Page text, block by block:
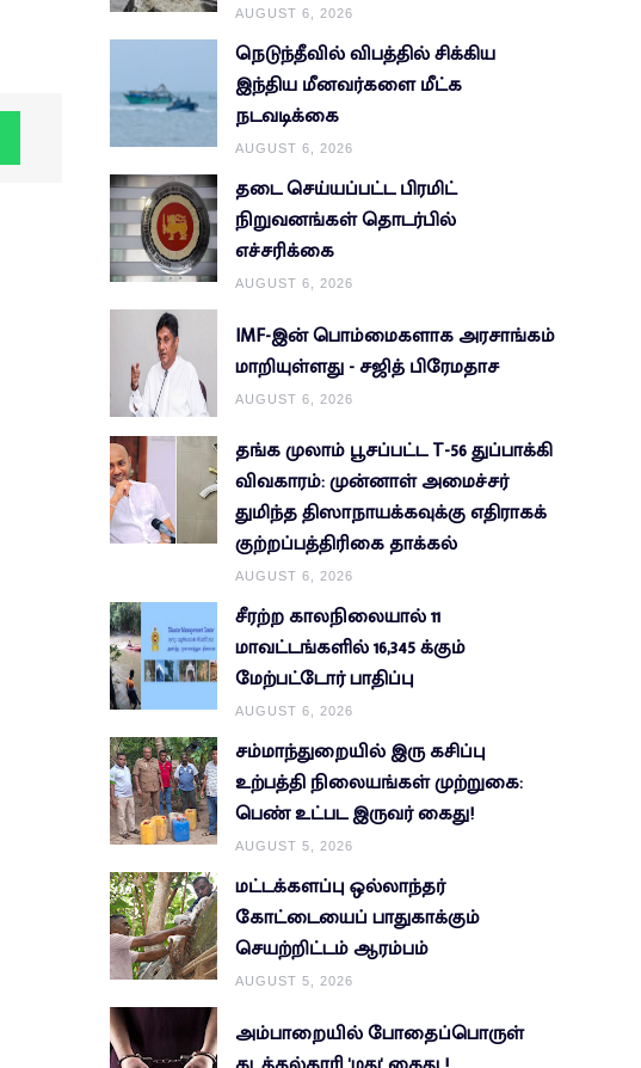
AUGUST 6, 2026
நெடுந்தீவில் விபத்தில் சிக்கிய
இந்திய மீனவர்களை மீட்க
நடவடிக்கை
AUGUST 6, 2026
தடை செய்யப்பட்ட பிரமிட்
நிறுவனங்கள் தொடர்பில்
எச்சரிக்கை
AUGUST 6, 2026
IMF-இன் பொம்மைகளாக அரசாங்கம்
மாறியுள்ளது - சஜித் பிரேமதாச
AUGUST 6, 2026
தங்க முலாம் பூசப்பட்ட T-56 துப்பாக்கி
விவகாரம்: முன்னாள் அமைச்சர்
துமிந்த திஸாநாயக்கவுக்கு எதிராகக்
குற்றப்பத்திரிகை தாக்கல்
AUGUST 6, 2026
சீரற்ற காலநிலையால் 11
மாவட்டங்களில் 16,345 க்கும்
மேற்பட்டோர் பாதிப்பு
AUGUST 6, 2026
சம்மாந்துறையில் இரு கசிப்பு
உற்பத்தி நிலையங்கள் முற்றுகை:
பெண் உட்பட இருவர் கைது!
AUGUST 5, 2026
மட்டக்களப்பு ஒல்லாந்தர்
கோட்டையைப் பாதுகாக்கும்
செயற்றிட்டம் ஆரம்பம்
AUGUST 5, 2026
அம்பாறையில் போதைப்பொருள்